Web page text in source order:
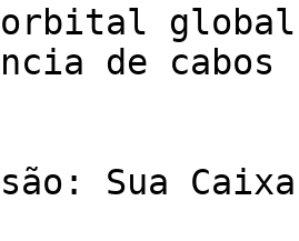
orbital
de cabos
Sua